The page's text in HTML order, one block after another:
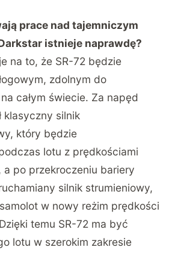
prace nad tajemniczym
istnieje naprawdę?
na to, że SR-72 będzie
zdolnym do
całym świecie. Za napęd
klasyczny silnik
który będzie
lotu z prędkościami
po przekroczeniu bariery
silnik strumieniowy,
w nowy reżim prędkości
temu SR-72 ma być
lotu w szerokim zakresie